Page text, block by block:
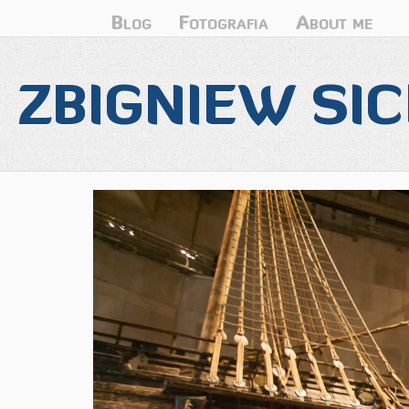
Blog Fotografia About me
ZBIGNIEW